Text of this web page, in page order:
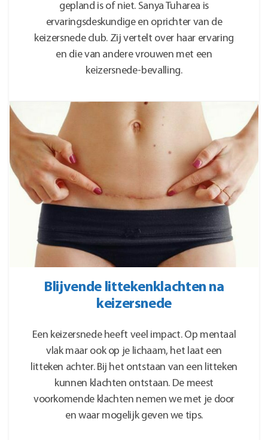
gepland is of niet. Sanya Tuharea is
ervaringsdeskundige en oprichter van de
keizersnede club. Zij vertelt over haar ervaring
en die van andere vrouwen met een
keizersnede-bevalling.
Blijvende littekenklachten na
keizersnede
Een keizersnede heeft veel impact. Op mentaal
vlak maar ook op je lichaam, het laat een
litteken achter. Bij het ontstaan van een litteken
kunnen klachten ontstaan. De meest
voorkomende klachten nemen we met je door
en waar mogelijk geven we tips.